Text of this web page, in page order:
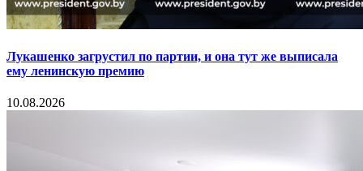
Лукашенко загрустил по партии, и она тут же выписала
ему ленинскую премию
10.08.2026